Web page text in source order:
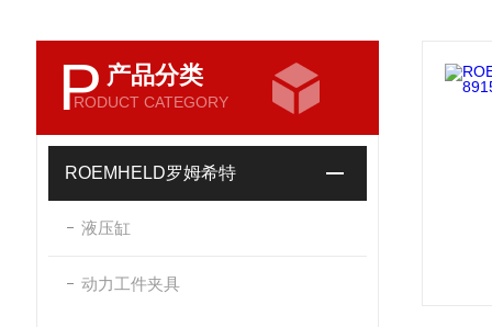
P 产品分类
RODUCT CATEGORY
ROEMHELD罗姆希特
液压缸
动力工件夹具